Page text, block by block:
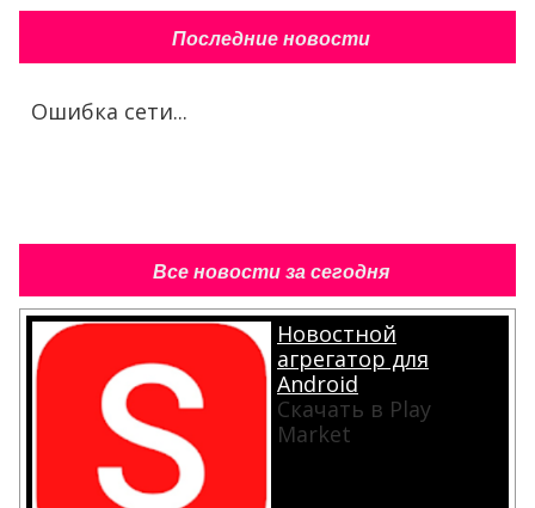
Последние новости
Ошибка сети...
Все новости за сегодня
Новостной
агрегатор для
Android
Скачать в Play
Market